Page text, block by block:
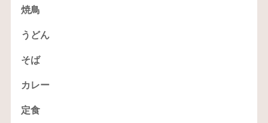
焼鳥
うどん
そば
カレー
定食